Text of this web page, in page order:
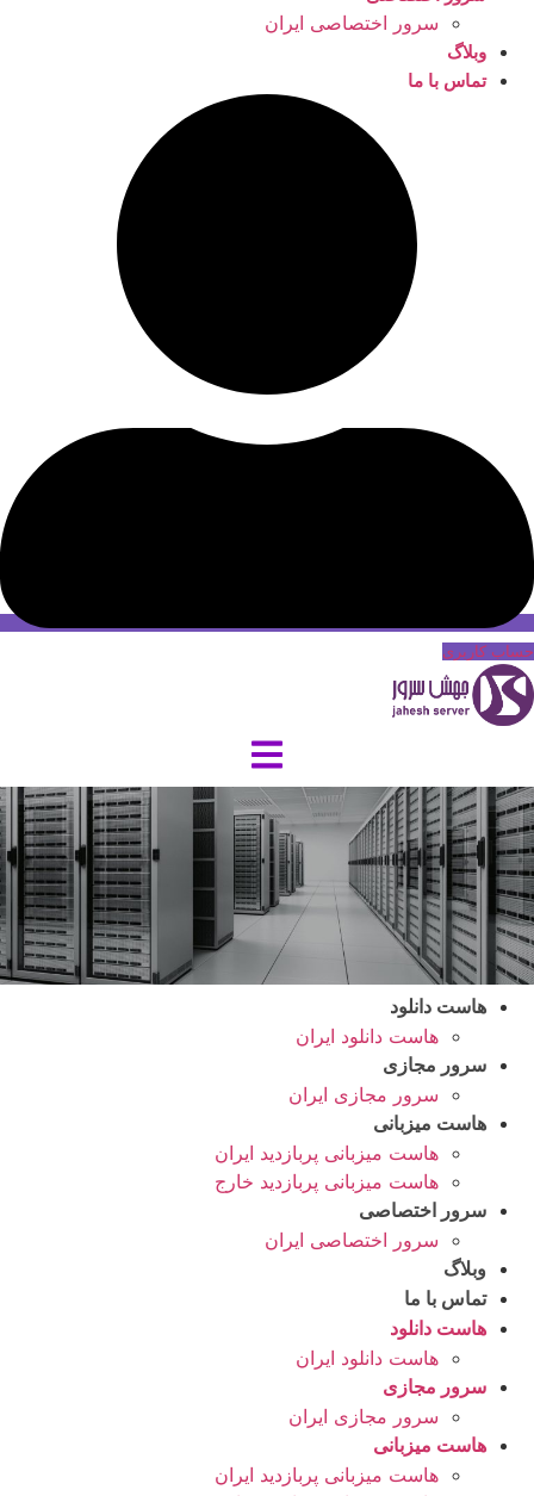
سرور اختصاصی ایران
وبلاگ
تماس با ما
حساب کاربری
هاست دانلود
هاست دانلود ایران
سرور مجازی
سرور مجازی ایران
هاست میزبانی
هاست میزبانی پربازدید ایران
هاست میزبانی پربازدید خارج
سرور اختصاصی
سرور اختصاصی ایران
وبلاگ
تماس با ما
هاست دانلود
هاست دانلود ایران
سرور مجازی
سرور مجازی ایران
هاست میزبانی
هاست میزبانی پربازدید ایران